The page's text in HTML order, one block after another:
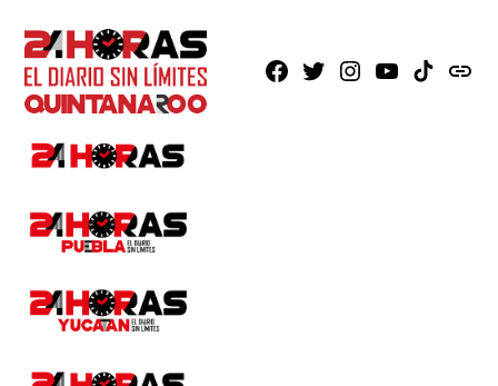
Facebook
X Instagram
YoutubeTikTokissuu